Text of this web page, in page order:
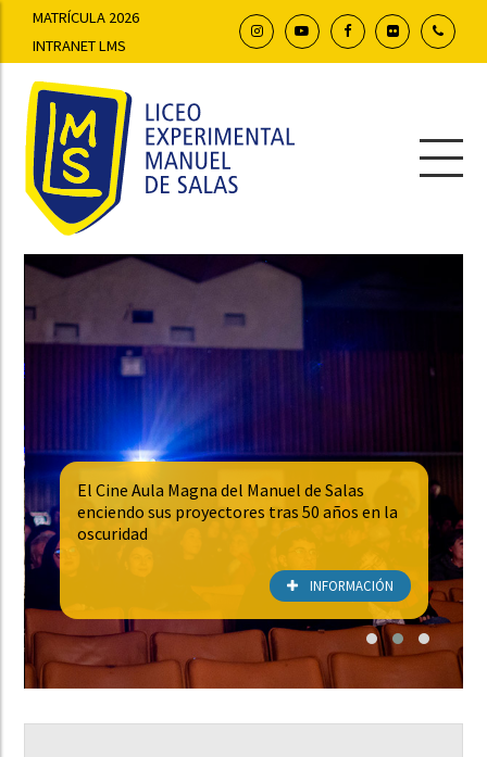
MATRÍCULA 2026
INTRANET LMS
El Cine Aula Magna del Manuel de Salas
enciendo sus proyectores tras 50 años en la
oscuridad
INFORMACIÓN